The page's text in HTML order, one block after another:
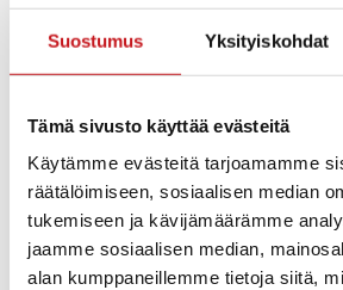
Suostumus Yksityiskohdat
Tämä sivusto käyttää evästeitä
Käytämme evästeitä tarjoamamme
räätälöimiseen, sosiaalisen median
tukemiseen ja kävijämäärämme
jaamme sosiaalisen median,
alan kumppaneillemme tietoja siitä,
selviävät laatimistamme haastavista
ei kannata missata!